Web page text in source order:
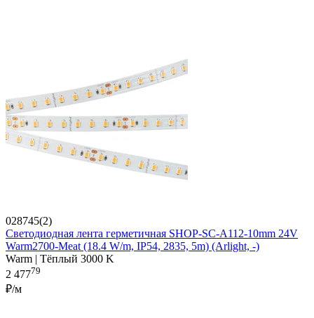
028745(2)
Светодиодная лента герметичная SHOP-SC-A112-10mm 24V
Warm2700-Meat (18.4 W/m, IP54, 2835, 5m) (Arlight, -)
Warm | Тёплый 3000 K
2 47779
₽/м